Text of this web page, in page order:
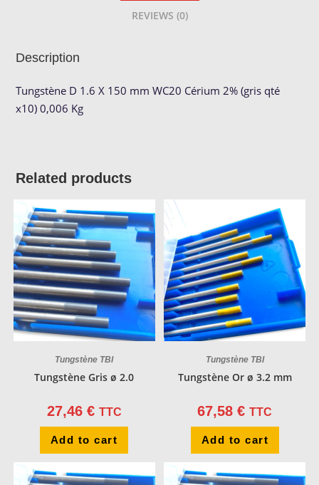
REVIEWS (0)
Description
Tungstène D 1.6 X 150 mm WC20 Cérium 2% (gris qté
x10) 0,006 Kg
Related products
Tungstène TBI
Tungstène Gris ø 2.0
27,46 € TTC
Add to cart
Tungstène TBI
Tungstène Or ø 3.2 mm
67,58€ TTC
Add to cart